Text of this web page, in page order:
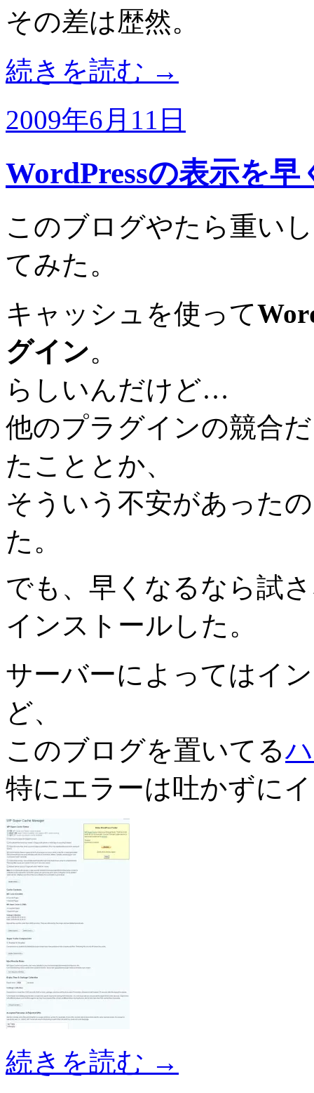
その差は歴然。
続きを読む →
2009年6月11日
WordPressの表示を早
このブログやたら重い
てみた。
キャッシュを使って
グイン。
らしいんだけど…
他のプラグインの競合
たこととか、
そういう不安があった
た。
でも、早くなるなら試
インストールした。
サーバーによってはイ
ど、
このブログを置いてる
特にエラーは吐かずに
続きを読む →